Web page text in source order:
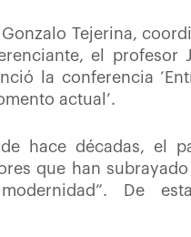
Tejerina,
el
la conferencia
actual’.
hace décadas, el
que han
De